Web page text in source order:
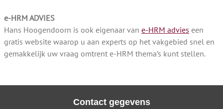
e-HRM ADVIES
Hans Hoogendoorn is ook eigenaar van e-HRM advies een
gratis website waarop u aan experts op het vakgebied snel en
gemakkelijk uw vraag omtrent e-HRM thema’s kunt stellen.
Contact gegevens